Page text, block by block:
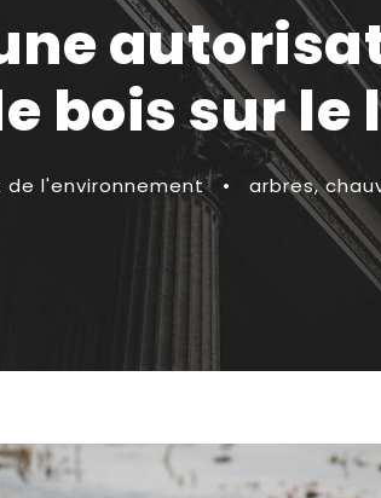
bois sur
de l'environnement • arbres,